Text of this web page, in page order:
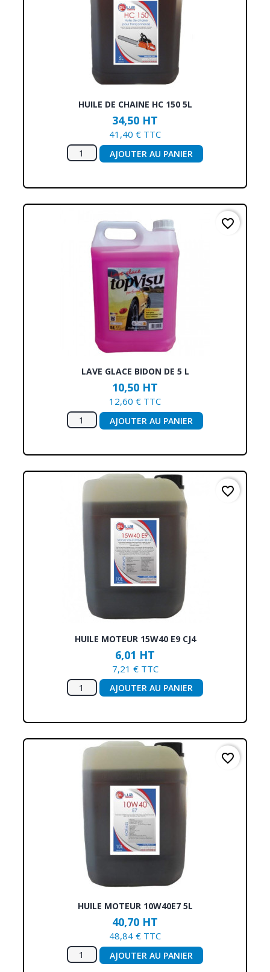
HUILE DE CHAINE HC 150 5L
34,50 HT
41,40 € TTC
AJOUTER AU PANIER
LAVE GLACE BIDON DE 5 L
10,50 HT
12,60 € TTC
AJOUTER AU PANIER
favorite_border
HUILE MOTEUR 15W40 E9 CJ4
6,01 HT
7,21 € TTC
AJOUTER AU PANIER
favorite_border
HUILE MOTEUR 10W40E7 5L
40,70 HT
48,84 € TTC
AJOUTER AU PANIER
favorite_border